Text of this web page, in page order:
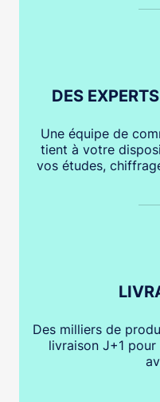
DES
Une équipe de
tient à votre
vos études,
Des milliers de
livraison J+1